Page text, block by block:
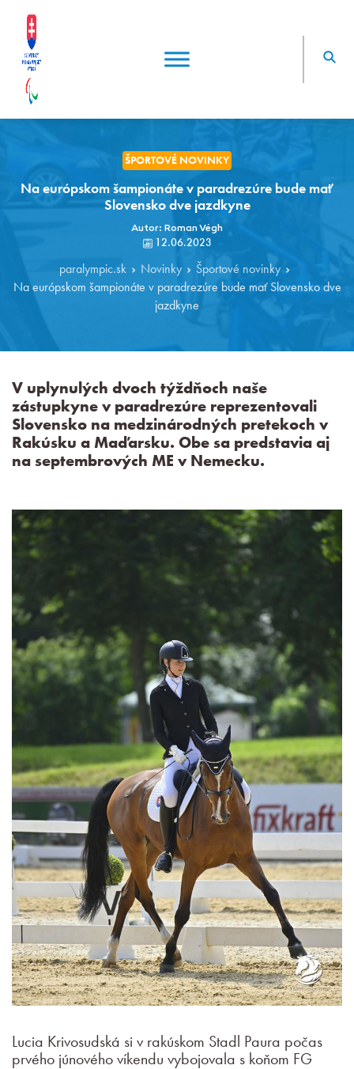
ŠPORTOVÉ NOVINKY
Na európskom šampionáte v paradrezúre bude mať
Slovensko dve jazdkyne
Autor: Roman Végh
12.06.2023
paralympic.sk Novinky
Športové novinky
Na európskom šampionáte v paradrezúre bude mať Slovensko dve
jazdkyne
V uplynulých dvoch týždňoch naše
zástupkyne v paradrezúre reprezentovali
Slovensko na medzinárodných pretekoch v
Rakúsku a Maďarsku. Obe sa predstavia aj
na septembrových ME v Nemecku.
Lucia Krivosudská si v rakúskom Stadl Paura počas
prvého júnového víkendu vybojovala s koňom FG